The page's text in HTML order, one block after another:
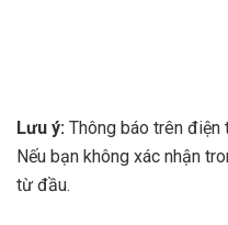
Lưu ý: Thông báo trên điện
Nếu bạn không xác nhận
từ đầu.